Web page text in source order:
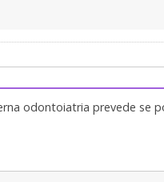
odontoiatria prevede se